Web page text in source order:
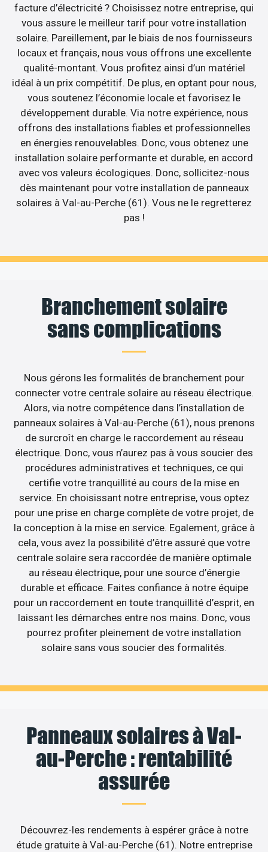
facture d’électricité ? Choisissez notre entreprise, qui
vous assure le meilleur tarif pour votre installation
solaire. Pareillement, par le biais de nos fournisseurs
locaux et français, nous vous offrons une excellente
qualité-montant. Vous profitez ainsi d’un matériel
idéal à un prix compétitif. De plus, en optant pour nous,
vous soutenez l’économie locale et favorisez le
développement durable. Via notre expérience, nous
offrons des installations fiables et professionnelles
en énergies renouvelables. Donc, vous obtenez une
installation solaire performante et durable, en accord
avec vos valeurs écologiques. Donc, sollicitez-nous
dès maintenant pour votre installation de panneaux
solaires à Val-au-Perche (61). Vous ne le regretterez
pas !
Branchement solaire
sans complications
Nous gérons les formalités de branchement pour
connecter votre centrale solaire au réseau électrique.
Alors, via notre compétence dans l’installation de
panneaux solaires à Val-au-Perche (61), nous prenons
de surcroît en charge le raccordement au réseau
électrique. Donc, vous n’aurez pas à vous soucier des
procédures administratives et techniques, ce qui
certifie votre tranquillité au cours de la mise en
service. En choisissant notre entreprise, vous optez
pour une prise en charge complète de votre projet, de
la conception à la mise en service. Egalement, grâce à
cela, vous avez la possibilité d’être assuré que votre
centrale solaire sera raccordée de manière optimale
au réseau électrique, pour une source d’énergie
durable et efficace. Faites confiance à notre équipe
pour un raccordement en toute tranquillité d’esprit, en
laissant les démarches entre nos mains. Donc, vous
pourrez profiter pleinement de votre installation
solaire sans vous soucier des formalités.
Panneaux solaires à Val-
au-Perche : rentabilité
assurée
Découvrez-les rendements à espérer grâce à notre
étude gratuite à Val-au-Perche (61). Notre entreprise